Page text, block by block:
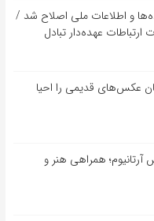
و اطلاعات ملی اصلاح شد /
ارتباطات عهده‌دار تبادل
عکس‌های قدیمی را احیا
آرتانیوم؛ همراهی هنر و